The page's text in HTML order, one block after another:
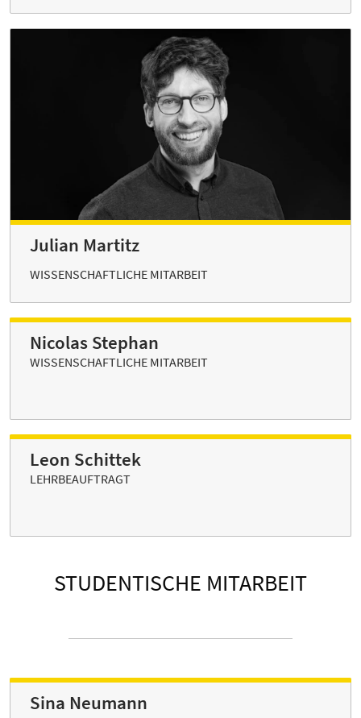
Julian Martitz
WISSENSCHAFTLICHE MITARBEIT
Nicolas Stephan
WISSENSCHAFTLICHE MITARBEIT
Leon Schittek
LEHRBEAUFTRAGT
STUDENTISCHE MITARBEIT
Sina Neumann